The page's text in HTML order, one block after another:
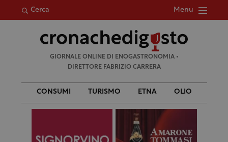
Cerca Menu
per:
GIORNALE ONLINE DI ENOGASTRONOMIA •
DIRETTORE FABRIZIO CARRERA
CONSUMI TURISMO ETNA OLIO